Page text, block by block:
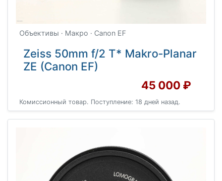
Объективы · Макро · Canon EF
Zeiss 50mm f/2 T* Makro-Planar
ZE (Canon EF)
45 000 ₽
Комиссионный товар. Поступление: 18 дней назад.